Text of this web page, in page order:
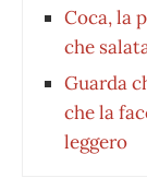
Coca, la
che
Guarda
che la
leggero